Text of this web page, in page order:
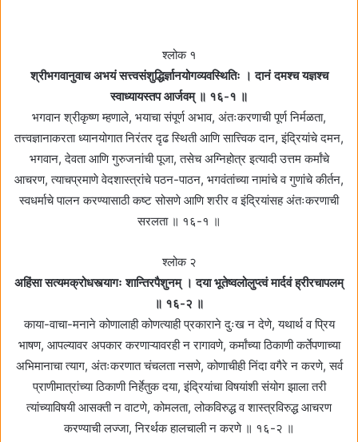
श्लोक १
श्रीभगवानुवाच अभयं सत्त्वसंशुद्धिर्ज्ञानयोगव्यवस्थितिः । दानं दमश्च यज्ञश्च
स्वाध्यायस्तप आर्जवम्‌ ॥ १६-१ ॥
भगवान श्रीकृष्ण म्हणाले, भयाचा संपूर्ण अभाव, अंतःकरणाची पूर्ण निर्मळता,
तत्त्वज्ञानाकरता ध्यानयोगात निरंतर दृढ स्थिती आणि सात्त्विक दान, इंद्रियांचे दमन,
भगवान, देवता आणि गुरुजनांची पूजा, तसेच अग्निहोत्र इत्यादी उत्तम कर्मांचे
आचरण, त्याचप्रमाणे वेदशास्त्रांचे पठन-पाठन, भगवंतांच्या नामांचे व गुणांचे कीर्तन,
स्वधर्माचे पालन करण्यासाठी कष्ट सोसणे आणि शरीर व इंद्रियांसह अंतःकरणाची
सरलता ॥ १६-१ ॥
श्लोक २
अहिंसा सत्यमक्रोधस्त्यागः शान्तिरपैशुनम्‌ । दया भूतेष्वलोलुप्त्वं मार्दवं ह्रीरचापलम्‌
॥ १६-२ ॥
काया-वाचा-मनाने कोणालाही कोणत्याही प्रकाराने दुःख न देणे, यथार्थ व प्रिय
भाषण, आपल्यावर अपकार करणाऱ्यावरही न रागावणे, कर्मांच्या ठिकाणी कर्तेपणाच्या
अभिमानाचा त्याग, अंतःकरणात चंचलता नसणे, कोणाचीही निंदा वगैरे न करणे, सर्व
प्राणीमात्रांच्या ठिकाणी निर्हेतुक दया, इंद्रियांचा विषयांशी संयोग झाला तरी
त्यांच्याविषयी आसक्ती न वाटणे, कोमलता, लोकविरुद्ध व शास्त्रविरुद्ध आचरण
करण्याची लज्जा, निरर्थक हालचाली न करणे ॥ १६-२ ॥